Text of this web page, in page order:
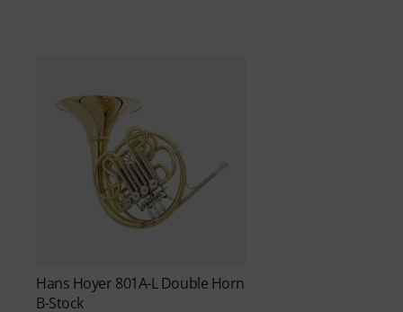
Hans Hoyer 801A-L Double Horn
B-Stock